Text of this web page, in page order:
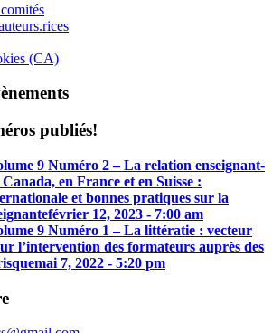
(CA)
publiés!
9 Numéro 2 – La relation enseignant-
en France et en Suisse :
et bonnes pratiques sur la
février 12, 2023 - 7:00 am
9 Numéro 1 – La littératie : vecteur
l’intervention des formateurs auprès des
mai 7, 2022 - 5:20 pm